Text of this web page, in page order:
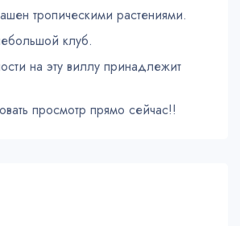
тропическими растениями.
клуб.
на эту виллу принадлежит
просмотр прямо сейчас!!